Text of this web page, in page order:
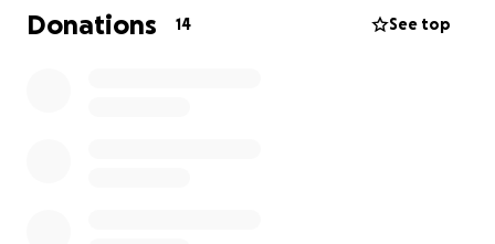
Shihori en doordat zij 24/7 bij ons was lijkt het alsof
we elkaar al jaren kennen. Het lijkt ons heel gaaf om
Donations 14 See top